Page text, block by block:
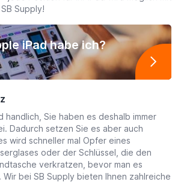
Supply!
iPad habe ich?
handlich, Sie haben es deshalb immer
Dadurch setzen Sie es aber auch
wird schneller mal Opfer eines
oder der Schlüssel, die den
verkratzen, bevor man es
bei SB Supply bieten Ihnen zahlreiche